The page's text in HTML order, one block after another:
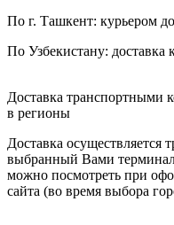
По г. Ташкент: курьером
По Узбекистану: доставка
Доставка транспортными
в регионы
Доставка
выбранный Вами
можно посмотреть при
сайта (во время выбора